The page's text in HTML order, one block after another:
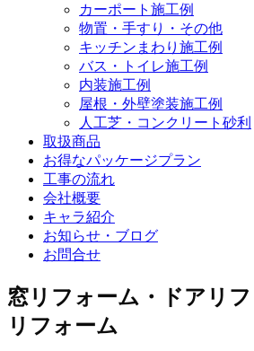
カーポート施工例
物置・手すり・その他
キッチンまわり施工例
バス・トイレ施工例
内装施工例
屋根・外壁塗装施工例
人工芝・コンクリート砂利
取扱商品
お得なパッケージプラン
工事の流れ
会社概要
キャラ紹介
お知らせ・ブログ
お問合せ
窓リフォーム・ドアリ
リフォーム